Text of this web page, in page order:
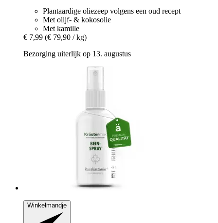
Plantaardige oliezeep volgens een oud recept
Met olijf- & kokosolie
Met kamille
€ 7,99 (€ 79,90 / kg)
Bezorging uiterlijk op 13. augustus
Winkelmandje